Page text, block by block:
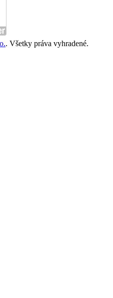
. Všetky práva vyhradené.